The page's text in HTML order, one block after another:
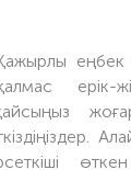
еңбек
ерік-